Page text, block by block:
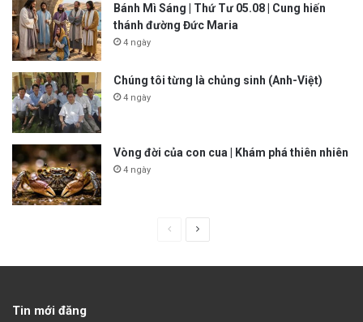
Bánh Mì Sáng | Thứ Tư 05.08 | Cung hiến
thánh đường Đức Maria
4 ngày
Chúng tôi từng là chủng sinh (Anh-Việt)
4 ngày
Vòng đời của con cua | Khám phá thiên nhiên
4 ngày
Tin mới đăng